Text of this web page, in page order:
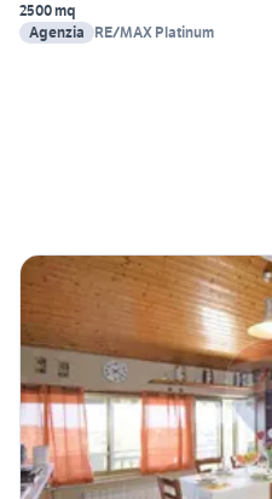
2500 mq
Agenzia
RE/MAX Platinum